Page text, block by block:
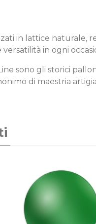
in lattice naturale,
in ogni
sono gli storici
di maestria